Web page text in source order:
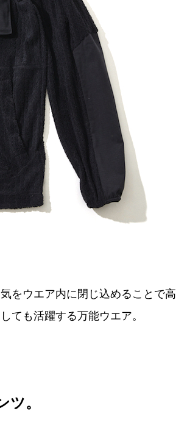
をウエア内に閉じ込めることで高
ても活躍する万能ウエア。
。